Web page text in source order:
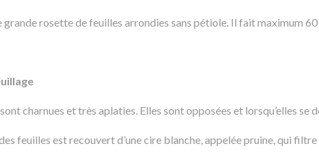
grande rosette de feuilles arrondies sans pétiole. Il fait maximum
charnues et très aplaties. Elles sont opposées et lorsqu’elles
des feuilles est recouvert d’une cire blanche, appelée pruine, qui